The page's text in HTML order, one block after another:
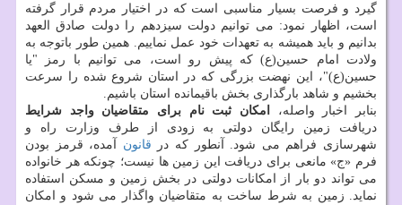
گیرد و فرصت بسیار مناسبی است که در اختیار مردم قرار گرفته
است، اظهار نمود: می توانیم دولت سیزدهم را دولت صادق العهد
بدانیم و باید همیشه به تعهدات خود عمل نماییم. همین طور باتوجه به
ولادت امام حسین(ع) که پیش رو است، می توانیم با رمز "یا
حسین(ع)"، این نهضت بزرگی که در استان شروع شده را سرعت
بخشیم و شاهد بارگذاری بخش باقیمانده استان باشیم.
بنابر اخبار واصله،
امکان ثبت نام برای متقاضیان واجد شرایط
دریافت زمین رایگان دولتی به زودی از طرف وزارت راه و
شهرسازی فراهم می شود. آنطور که در قانون آمده، قرمز بودن
فرم «ج» مانعی برای دریافت این زمین ها نیست؛ چونکه هر خانواده
می تواند دو بار از امکانات دولتی در بخش زمین و مسکن استفاده
نماید. زمین به شرط ساخت به متقاضیان واگذار می شود و امکان